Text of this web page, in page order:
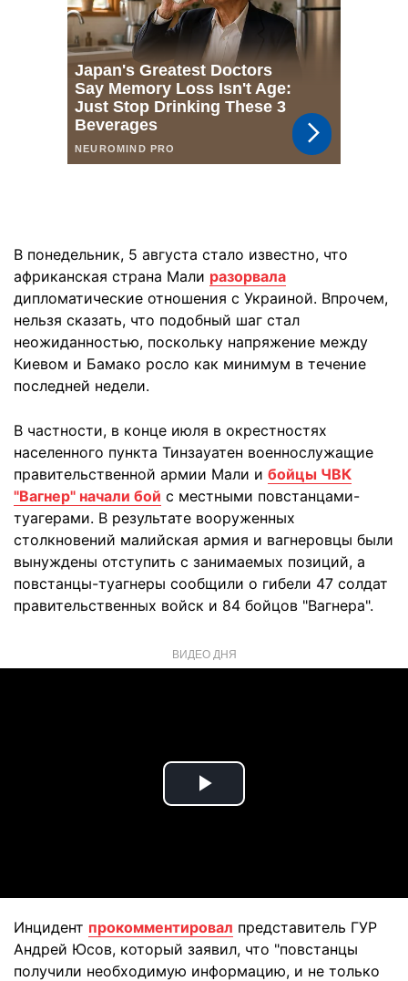
В понедельник, 5 августа стало известно, что
африканская страна Мали разорвала
дипломатические отношения с Украиной. Впрочем,
нельзя сказать, что подобный шаг стал
неожиданностью, поскольку напряжение между
Киевом и Бамако росло как минимум в течение
последней недели.
В частности, в конце июля в окрестностях
населенного пункта Тинзауатен военнослужащие
правительственной армии Мали и бойцы ЧВК
"Вагнер" начали бой с местными повстанцами-
туагерами. В результате вооруженных
столкновений малийская армия и вагнеровцы были
вынуждены отступить с занимаемых позиций, а
повстанцы-туагнеры сообщили о гибели 47 солдат
правительственных войск и 84 бойцов "Вагнера".
ВИДЕО ДНЯ
Play
Инцидент прокомментировал представитель ГУР
Андрей Юсов, который заявил, что "повстанцы
получили необходимую информацию, и не только